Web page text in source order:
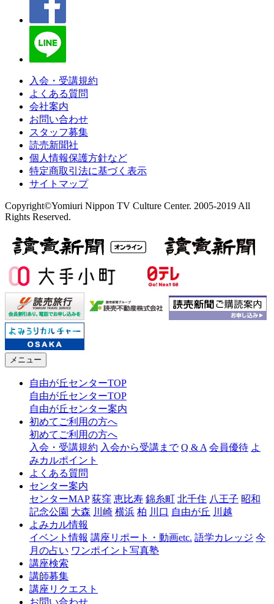
入会・受講規約
よくある質問
会社案内
お問い合わせ
スタッフ募集
読売新聞社
個人情報保護方針など
特定商取引法に基づく表示
サイトマップ
Copyright©Yomiuri Nippon TV Culture Center. 2005-2019 All
Rights Reserved.
メニュー
自由が丘センターTOP
自由が丘センターTOP
自由が丘センター案内
初めてご利用の方へ
初めてご利用の方へ
入会・受講規約 入会から受講まで Q & A 会員優待 よ
みカルポイント
よくある質問
センター案内
センターMAP 荻窪 恵比寿 錦糸町 北千住 八王子 昭和
記念公園 大森 川崎 横浜 柏 川口 自由が丘 川越
よみカル情報
イベント情報 講座リポート・動画etc. 語学カレッジ 今
月の占い ワンポイント写真塾
講座検索
講師募集
講座リクエスト
お問い合わせ